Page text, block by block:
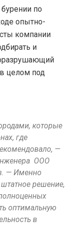
по
опытно-
компании
и
целом под
которые
где
—
ООО
— Именно
решение,
оптимальную
в